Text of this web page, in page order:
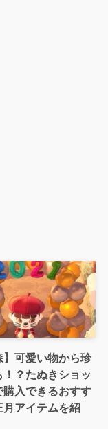
】可愛い物から珍
！？たぬきショッ
購入できるおすす
月アイテムを紹